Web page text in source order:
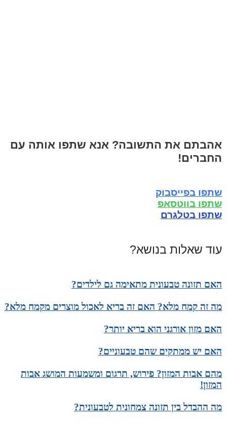
אהבתם את התשובה? אנא שתפו אותה עם
החברים!
שתפו בפייסבוק
שתפו בווטסאפ
שתפו בטלגרם
עוד שאלות בנושא?
האם תזונה טבעונית מתאימה גם לילדים?
מה זה קמח מלא? האם זה בריא לאכול מוצרים מקמח מלא?
האם מזון אורגני הוא בריא יותר?
האם יש ממתקים שהם טבעוניים?
מהם אבות המזון? פירוש, תרגום ומשמעות המושג אבות
המזון!
מה ההבדל בין תזונה צמחונית לטבעונית?